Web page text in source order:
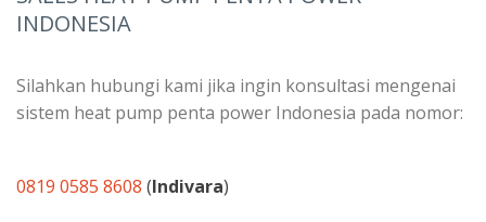
INDONESIA
Silahkan hubungi kami jika ingin konsultasi mengenai
sistem heat pump penta power Indonesia pada nomor:
0819 0585 8608 (Indivara)